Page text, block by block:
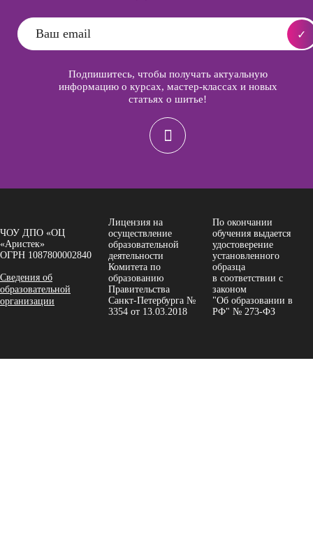
Подпишитесь, чтобы получать актуальную
информацию о курсах, мастер-классах и новых
статьях о шитье!
ЧОУ ДПО «ОЦ
«Аристек»
ОГРН 1087800002840
Сведения об
образовательной
организации
Лицензия на
осуществление
образовательной
деятельности
Комитета по
образованию
Правительства
Санкт-Петербурга №
3354 от 13.03.2018
По окончании
обучения выдается
удостоверение
установленного
образца
в соответствии с
законом
"Об образовании в
РФ" № 273-ФЗ